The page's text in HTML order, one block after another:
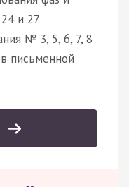
и 27
№ 3, 5, 6, 7, 8
письменной